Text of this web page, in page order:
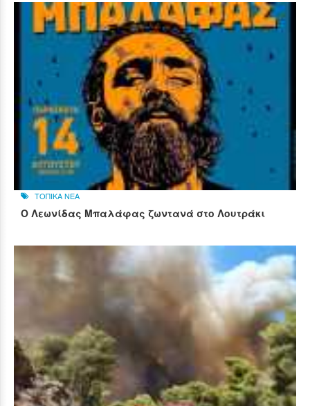
ΤΟΠΙΚΑ ΝΕΑ
Ο Λεωνίδας Μπαλάφας ζωντανά στο Λουτράκι